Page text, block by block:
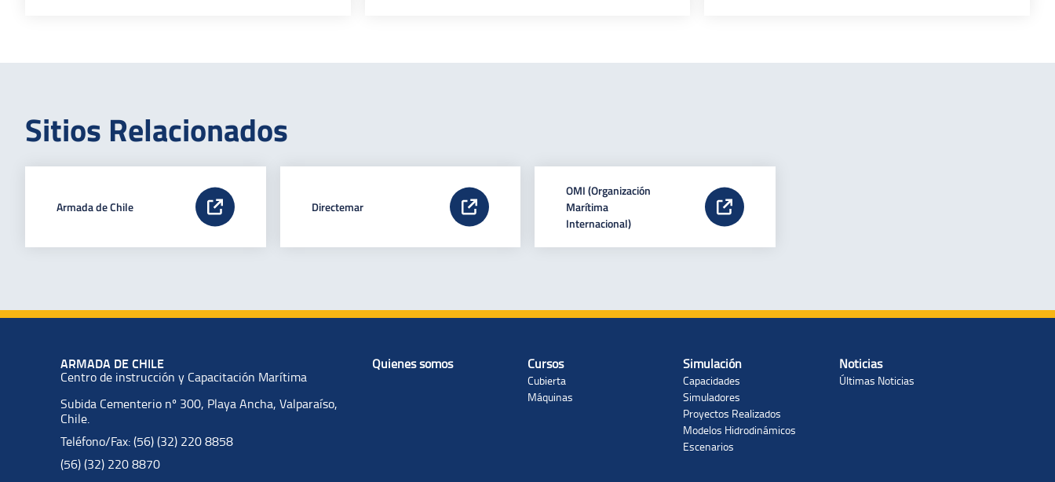
Sitios Relacionados
Armada de Chile Directemar
OMI (Organización
Marítima
Internacional)
ARMADA DE CHILE
Centro de instrucción y Capacitación Marítima
Subida Cementerio nº 300, Playa Ancha, Valparaíso,
Chile.
Teléfono/Fax: (56) (32) 220 8858
(56) (32) 220 8870
Quienes somos Cursos
Cubierta
Máquinas
Simulación
Capacidades
Simuladores
Proyectos Realizados
Modelos Hidrodinámicos
Escenarios
Noticias
Últimas Noticias